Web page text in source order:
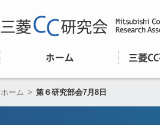
ホーム > 第６研究部会7月8日